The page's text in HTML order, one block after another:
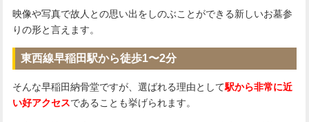
映像や写真で故人との思い出をしのぶことができる新しいお墓参
りの形と言えます。
東西線早稲田駅から徒歩1〜2分
そんな早稲田納骨堂ですが、選ばれる理由として駅から非常に近
い好アクセスであることも挙げられます。